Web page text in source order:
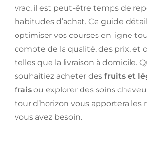
vrac, il est peut-être temps de
habitudes d’achat. Ce guide
optimiser vos courses en ligne
compte de la qualité, des prix, et
telles que la livraison à domicile.
souhaitiez acheter des fruits et
frais ou explorer des soins
tour d’horizon vous apportera les
vous avez besoin.